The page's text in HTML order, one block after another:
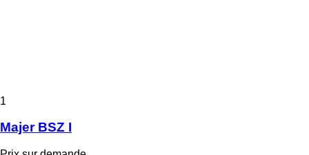
1
Majer BSZ I